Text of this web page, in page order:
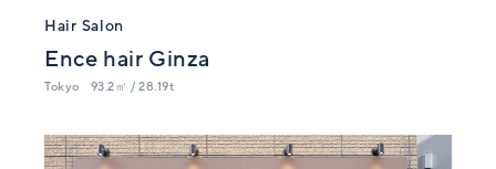
Hair Salon
Ence hair Ginza
Tokyo 93.2㎡ / 28.19t